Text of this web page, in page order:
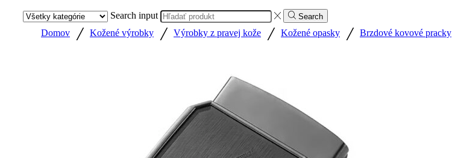
Search input Search
Domov / Kožené výrobky / Výrobky z pravej kože / Kožené opasky / Brzdové kovové pracky